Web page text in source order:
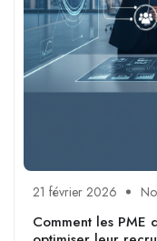
21 février 2026
Comment les PME